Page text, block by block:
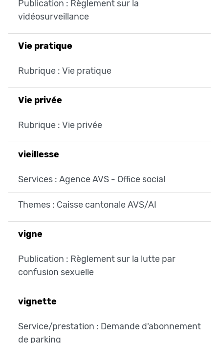
Publication : Règlement sur la
vidéosurveillance
Vie pratique
Rubrique : Vie pratique
Vie privée
Rubrique : Vie privée
vieillesse
Services : Agence AVS - Office social
Themes : Caisse cantonale AVS/AI
vigne
Publication : Règlement sur la lutte par
confusion sexuelle
vignette
Service/prestation : Demande d'abonnement
de parking